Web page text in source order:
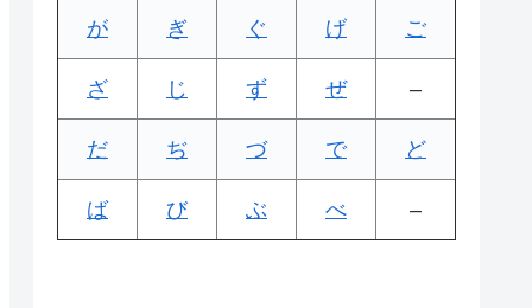
が ぎ ぐ げ ご
ざ じ ず ぜ –
だ ぢ づ で ど
ば び ぶ べ –